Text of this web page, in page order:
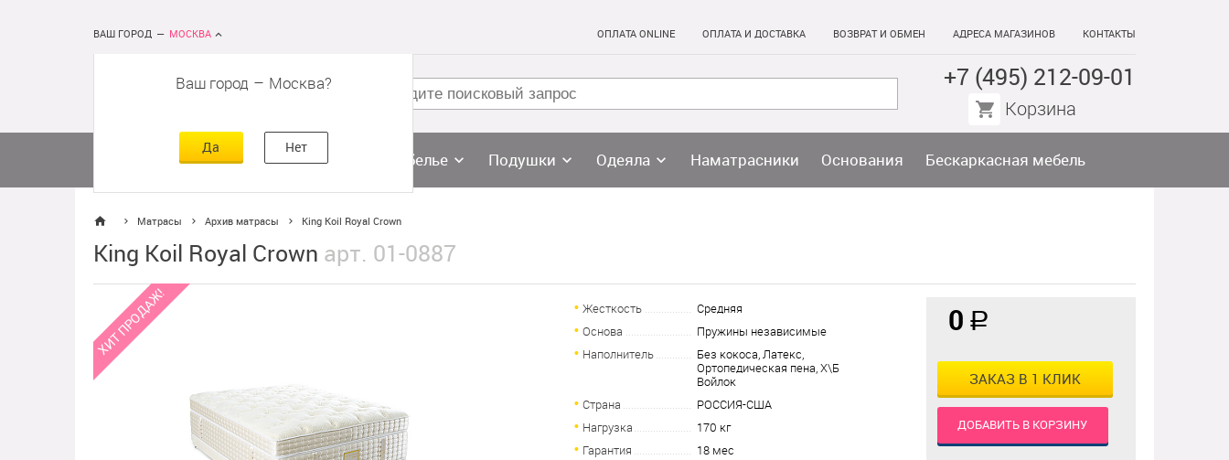
ВАШ ГОРОД — МОСКВА
Ваш город – Москва
Да Нет
ОПЛАТА ONLINE ОПЛАТА И ДОСТАВКА ВОЗВРАТ И ОБМЕН АДРЕСА МАГАЗИНОВ КОНТАКТЫ
+7 (495) 212-09-01
Корзина
Кровати Постельное белье Подушки Одеяла Наматрасники Основания Бескаркасная мебель
Матрасы Архив матрасы King Koil Royal Crown
King Koil Royal Crown арт. 01-0887
ХИТ ПРОДАЖ! Жесткость
Средняя
Основа
Пружины независимые
Наполнитель
Без кокоса, Латекс,
Ортопедическая пена, Х\Б
Войлок
Страна
РОССИЯ-США
Нагрузка
170 кг
Гарантия
18 мес
0 a
ЗАКАЗ В 1 КЛИК
ДОБАВИТЬ В КОРЗИНУ